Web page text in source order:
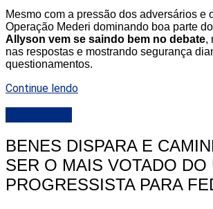
Mesmo com a pressão dos adversários e
Operação Mederi dominando boa parte
Allyson vem se saindo bem no debate,
nas respostas e mostrando segurança
questionamentos.
Continue lendo
BENES DISPARA E
SER O MAIS VOTADO DO
PROGRESSISTA PARA